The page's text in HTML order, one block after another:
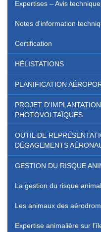
Expertises – Avis
Notes d'information
Certification
HÉLISTATIONS
PLANIFICATION
PROJET
PHOTOVOLTAÏQUES
OUTIL DE
DÉGAGEMENTS
GESTION DU RISQUE
La gestion du risque
Les animaux des
Expertise animalière sur